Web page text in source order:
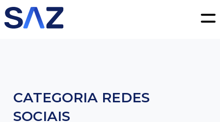
SAZ Digital Consultoria
SERVIÇOS
CATEGORIAREDES
SOCIAIS